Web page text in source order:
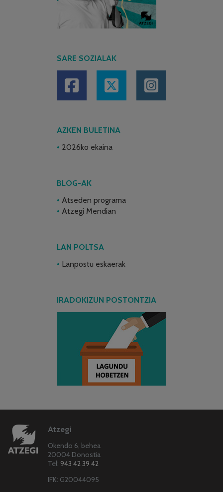
SARE SOZIALAK
AZKEN BULETINA
2026ko ekaina
BLOG-AK
Atseden programa
Atzegi Mendian
LAN POLTSA
Lanpostu eskaerak
IRADOKIZUN POSTONTZIA
Atzegi
Okendo 6, behea
20004 Donostia
Tel: 943 42 39 42
IFK: G20044095